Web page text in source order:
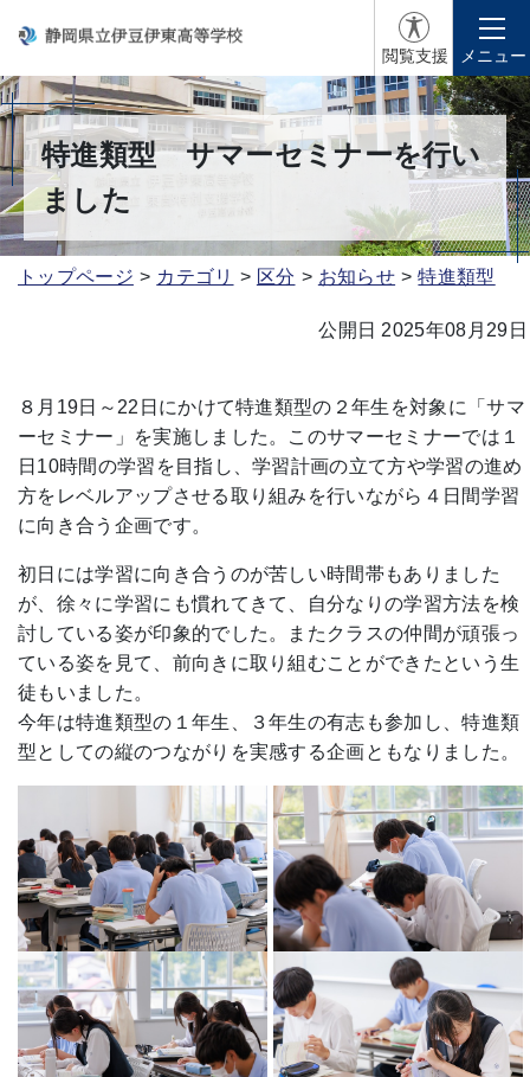
閲覧支援 メニュー
特進類型 サマーセミナーを行い
ました
トップページ カテゴリ 区分 お知らせ 特進類型
公開日 2025年08月29日
８月19日～22日にかけて特進類型の２年生を対象に「サマ
ーセミナー」を実施しました。このサマーセミナーでは１
日10時間の学習を目指し、学習計画の立て方や学習の進め
方をレベルアップさせる取り組みを行いながら４日間学習
に向き合う企画です。
初日には学習に向き合うのが苦しい時間帯もありました
が、徐々に学習にも慣れてきて、自分なりの学習方法を検
討している姿が印象的でした。またクラスの仲間が頑張っ
ている姿を見て、前向きに取り組むことができたという生
徒もいました。
今年は特進類型の１年生、３年生の有志も参加し、特進類
型としての縦のつながりを実感する企画ともなりました。